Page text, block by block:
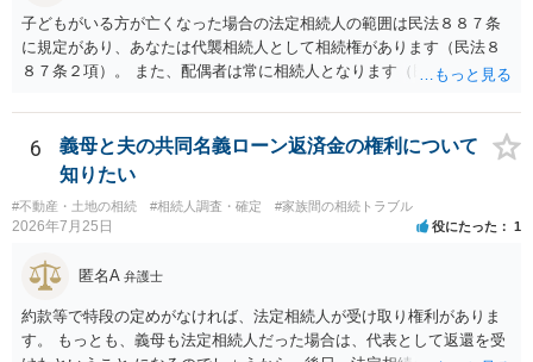
子どもがいる方が亡くなった場合の法定相続人の範囲は民法８８７条
に規定があり、あなたは代襲相続人として相続権があります（民法８
８７条２項）。 また、配偶者は常に相続人となります（民法８９０
も相続権があります。つまり、孫５人に加えて「おじ又はおば」にも
相続権がある可能性があります。
6
義母と夫の共同名義ローン返済金の権利について
知りたい
#不動産・土地の相続 #相続人調査・確定 #家族間の相続トラブル
2026年7月25日 役にたった 1
匿名A 弁護士
約款等で特段の定めがなければ、法定相続人が受け取り権利がありま
す。 もっとも、義母も法定相続人だった場合は、代表として返還を受